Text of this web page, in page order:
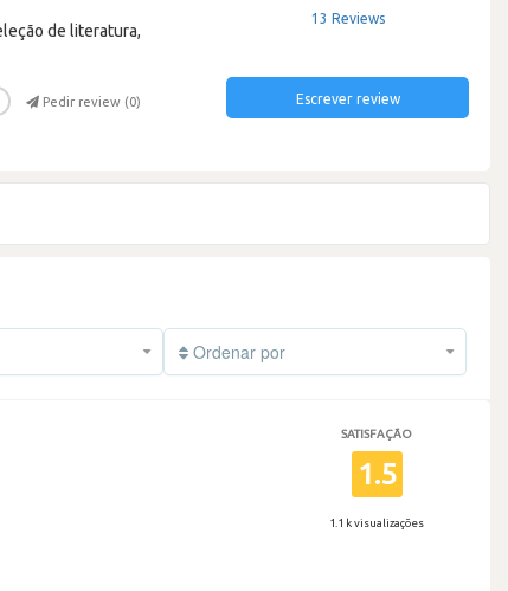
de literatura,
Pedir review (0)
13 Reviews
Escrever review
Ordenar por
SATISFAÇÃO
1.5
1.1 k visualizações